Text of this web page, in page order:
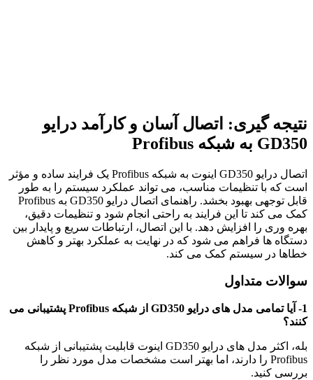
نتیجه گیری: اتصال آسان و کارآمد درایو
GD350 به شبکه Profibus
اتصال درایو GD350 اینوت به شبکه Profibus یک فرایند ساده و مؤثر
است که با تنظیمات مناسب، می تواند عملکرد سیستم را به طور
قابل توجهی بهبود بخشد. راهنمای اتصال درایو GD350 به Profibus
کمک می کند تا این فرایند به راحتی انجام شود و تنظیمات دقیق،
بهره وری را افزایش دهد. با این اتصال، ارتباطات سریع و پایدار بین
دستگاه ها فراهم می شود که در نهایت به عملکرد بهتر و کاهش
خطاها در سیستم کمک می کند.
سوالات متداول
1- آیا تمامی مدل های درایو GD350 از شبکه Profibus پشتیبانی می
کنند؟
بله، اکثر مدل های درایو GD350 اینوت قابلیت پشتیبانی از شبکه
Profibus را دارند، اما بهتر است مشخصات مدل مورد نظر را
بررسی کنید.